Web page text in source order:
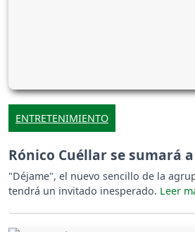
ENTRETENIMIENTO
Rónico Cuéllar se sumará
"Déjame", el nuevo sencillo de la
tendrá un invitado inesperado.